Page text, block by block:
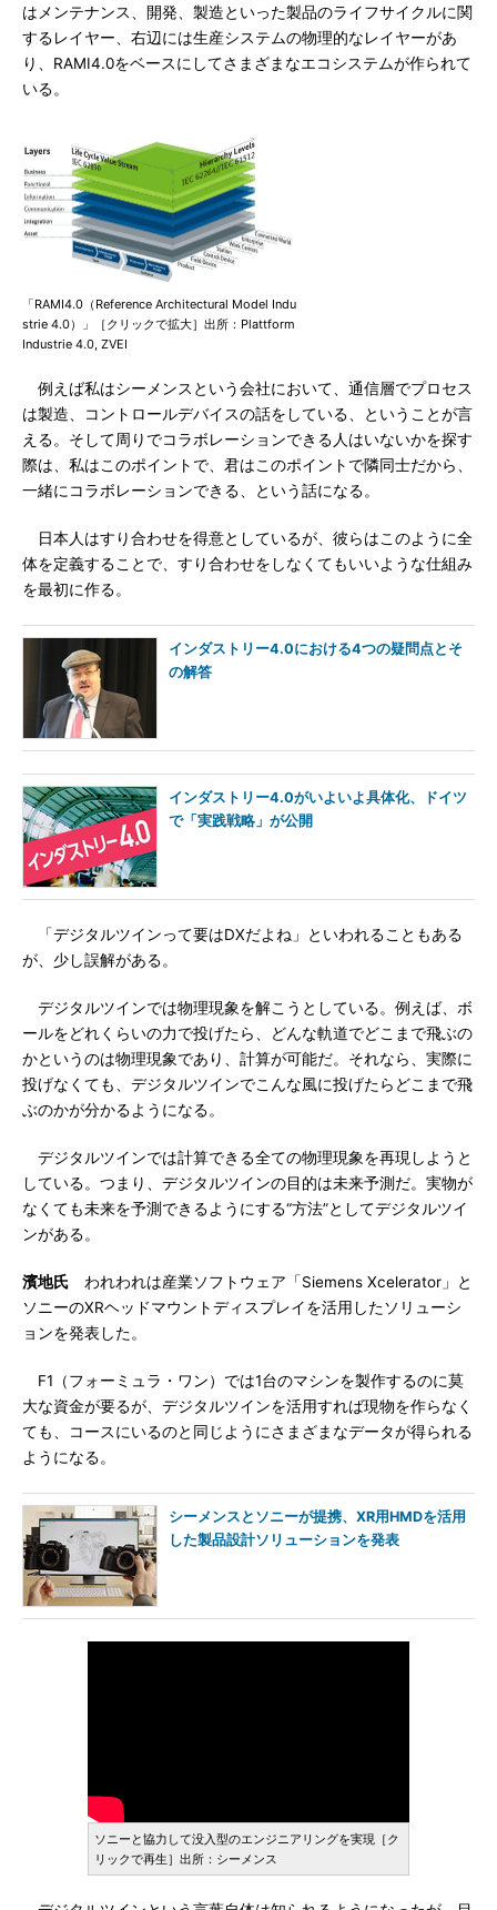
はメンテナンス、開発、製造といった製品のライフサイクルに関
するレイヤー、右辺には生産システムの物理的なレイヤーがあ
り、RAMI4.0をベースにしてさまざまなエコシステムが作られて
いる。
「RAMI4.0（Reference Architectural Model Indu
strie 4.0）」［クリックで拡大］出所：Plattform
Industrie 4.0, ZVEI
例えば私はシーメンスという会社において、通信層でプロセス
は製造、コントロールデバイスの話をしている、ということが言
える。そして周りでコラボレーションできる人はいないかを探す
際は、私はこのポイントで、君はこのポイントで隣同士だから、
一緒にコラボレーションできる、という話になる。
日本人はすり合わせを得意としているが、彼らはこのように全
体を定義することで、すり合わせをしなくてもいいような仕組み
を最初に作る。
インダストリー4.0における4つの疑問点とそ
の解答
インダストリー4.0がいよいよ具体化、ドイツ
で「実践戦略」が公開
「デジタルツインって要はDXだよね」といわれることもある
が、少し誤解がある。
デジタルツインでは物理現象を解こうとしている。例えば、ボ
ールをどれくらいの力で投げたら、どんな軌道でどこまで飛ぶの
かというのは物理現象であり、計算が可能だ。それなら、実際に
投げなくても、デジタルツインでこんな風に投げたらどこまで飛
ぶのかが分かるようになる。
デジタルツインでは計算できる全ての物理現象を再現しようと
している。つまり、デジタルツインの目的は未来予測だ。実物が
なくても未来を予測できるようにする“方法”としてデジタルツイ
ンがある。
濱地氏 われわれは産業ソフトウェア「Siemens Xcelerator」と
ソニーのXRヘッドマウントディスプレイを活用したソリューシ
ョンを発表した。
F1（フォーミュラ・ワン）では1台のマシンを製作するのに莫
大な資金が要るが、デジタルツインを活用すれば現物を作らなく
ても、コースにいるのと同じようにさまざまなデータが得られる
ようになる。
シーメンスとソニーが提携、XR用HMDを活用
した製品設計ソリューションを発表
ソニーと協力して没入型のエンジニアリングを実現［ク
リックで再生］出所：シーメンス